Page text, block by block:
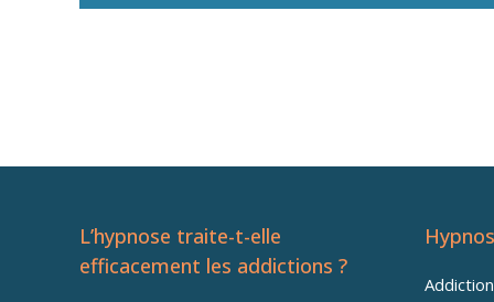
L’hypnose traite-t-elle
efficacement les addictions ?